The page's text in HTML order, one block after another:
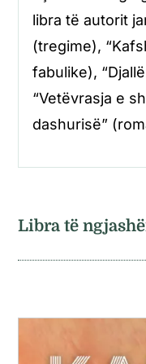
libra të autorit
(tregime),
fabulike),
“Vetëvrasja e
dashurisë”
Libra të